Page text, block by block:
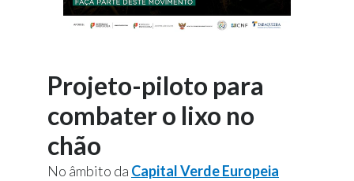
Projeto-piloto para
combater o lixo no
chão
No âmbito da Capital Verde Europeia